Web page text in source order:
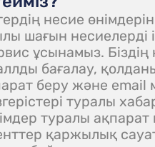
несие
шағын несиелерді
ұсынамыз. Біздің
бағалау,
беру және email
туралы
туралы ақпарат
қаржылық